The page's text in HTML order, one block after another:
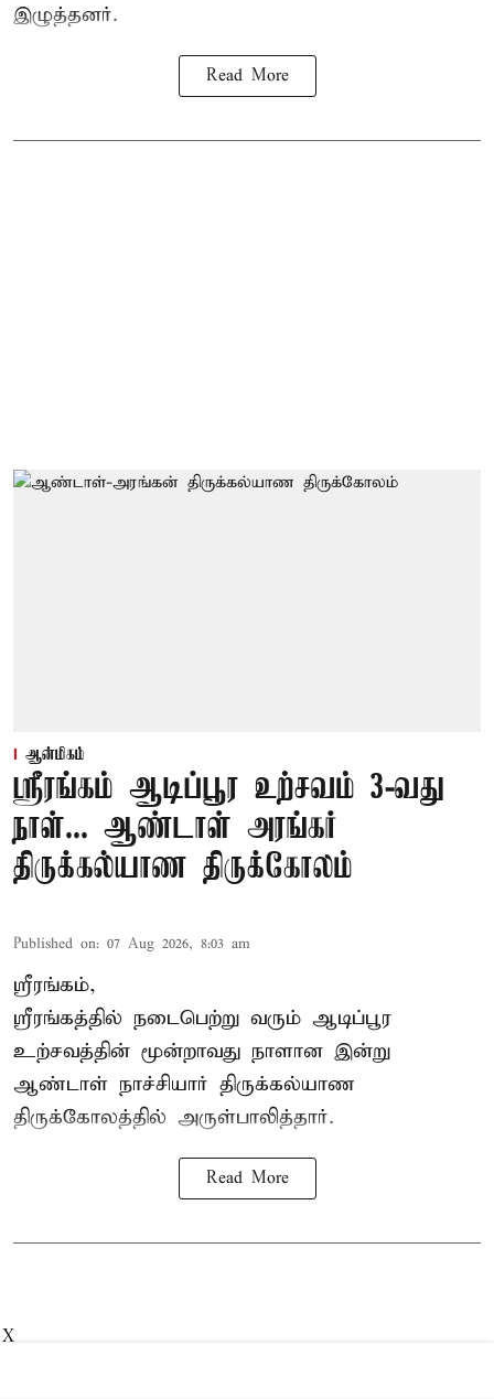
இழுத்தனர்.
Read More
ஆன்மிகம்
ஸ்ரீரங்கம் ஆடிப்பூர உற்சவம் 3-வது
நாள்... ஆண்டாள் அரங்கர்
திருக்கல்யாண திருக்கோலம்
Published on: 07 Aug 2026, 8:03 am
ஸ்ரீரங்கம்,
ஸ்ரீரங்கத்தில் நடைபெற்று வரும் ஆடிப்பூர
உற்சவத்தின் மூன்றாவது நாளான இன்று
ஆண்டாள் நாச்சியார் திருக்கல்யாண
திருக்கோலத்தில் அருள்பாலித்தார்.
Read More
X